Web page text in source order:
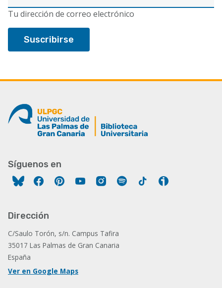
electrónico
Tu dirección de correo electrónico
Síguenos en
FacebookPinterestYouTubeInstagram
Spotify Tiktok
Dirección
C/Saulo Torón, s/n. Campus Tafira
35017 Las Palmas de Gran Canaria
España
Ver en Google Maps